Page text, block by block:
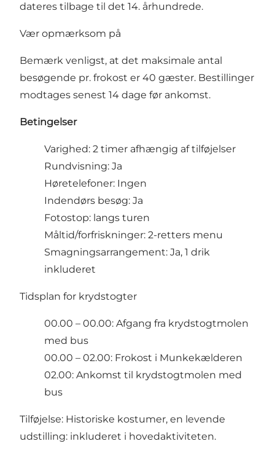
dateres tilbage til det 14. århundrede.
Vær opmærksom på
Bemærk venligst, at det maksimale antal
besøgende pr. frokost er 40 gæster. Bestillinger
modtages senest 14 dage før ankomst.
Betingelser
Varighed: 2 timer afhængig af tilføjelser
Rundvisning: Ja
Høretelefoner: Ingen
Indendørs besøg: Ja
Fotostop: langs turen
Måltid/forfriskninger: 2-retters menu
Smagningsarrangement: Ja, 1 drik
inkluderet
Tidsplan for krydstogter
00.00 – 00.00: Afgang fra krydstogtmolen
med bus
00.00 – 02.00: Frokost i Munkekælderen
02.00: Ankomst til krydstogtmolen med
bus
Tilføjelse: Historiske kostumer, en levende
udstilling: inkluderet i hovedaktiviteten.